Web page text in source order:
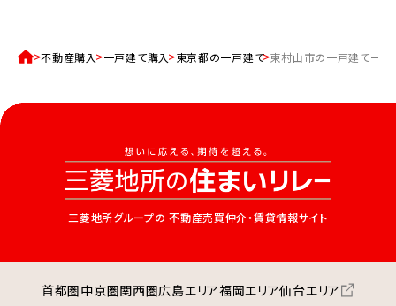
不動産購入 一戸建て購入 東京都の一戸建て 東村山市の一戸建て一覧
三菱地所グループの 不動産売買仲介・賃貸情報サイト
首都圏中京圏関西圏広島エリア福岡エリア仙台エリア